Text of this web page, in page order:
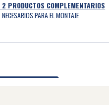
2 PRODUCTOS COMPLEMENTARIOS
NECESARIOS PARA EL MONTAJE